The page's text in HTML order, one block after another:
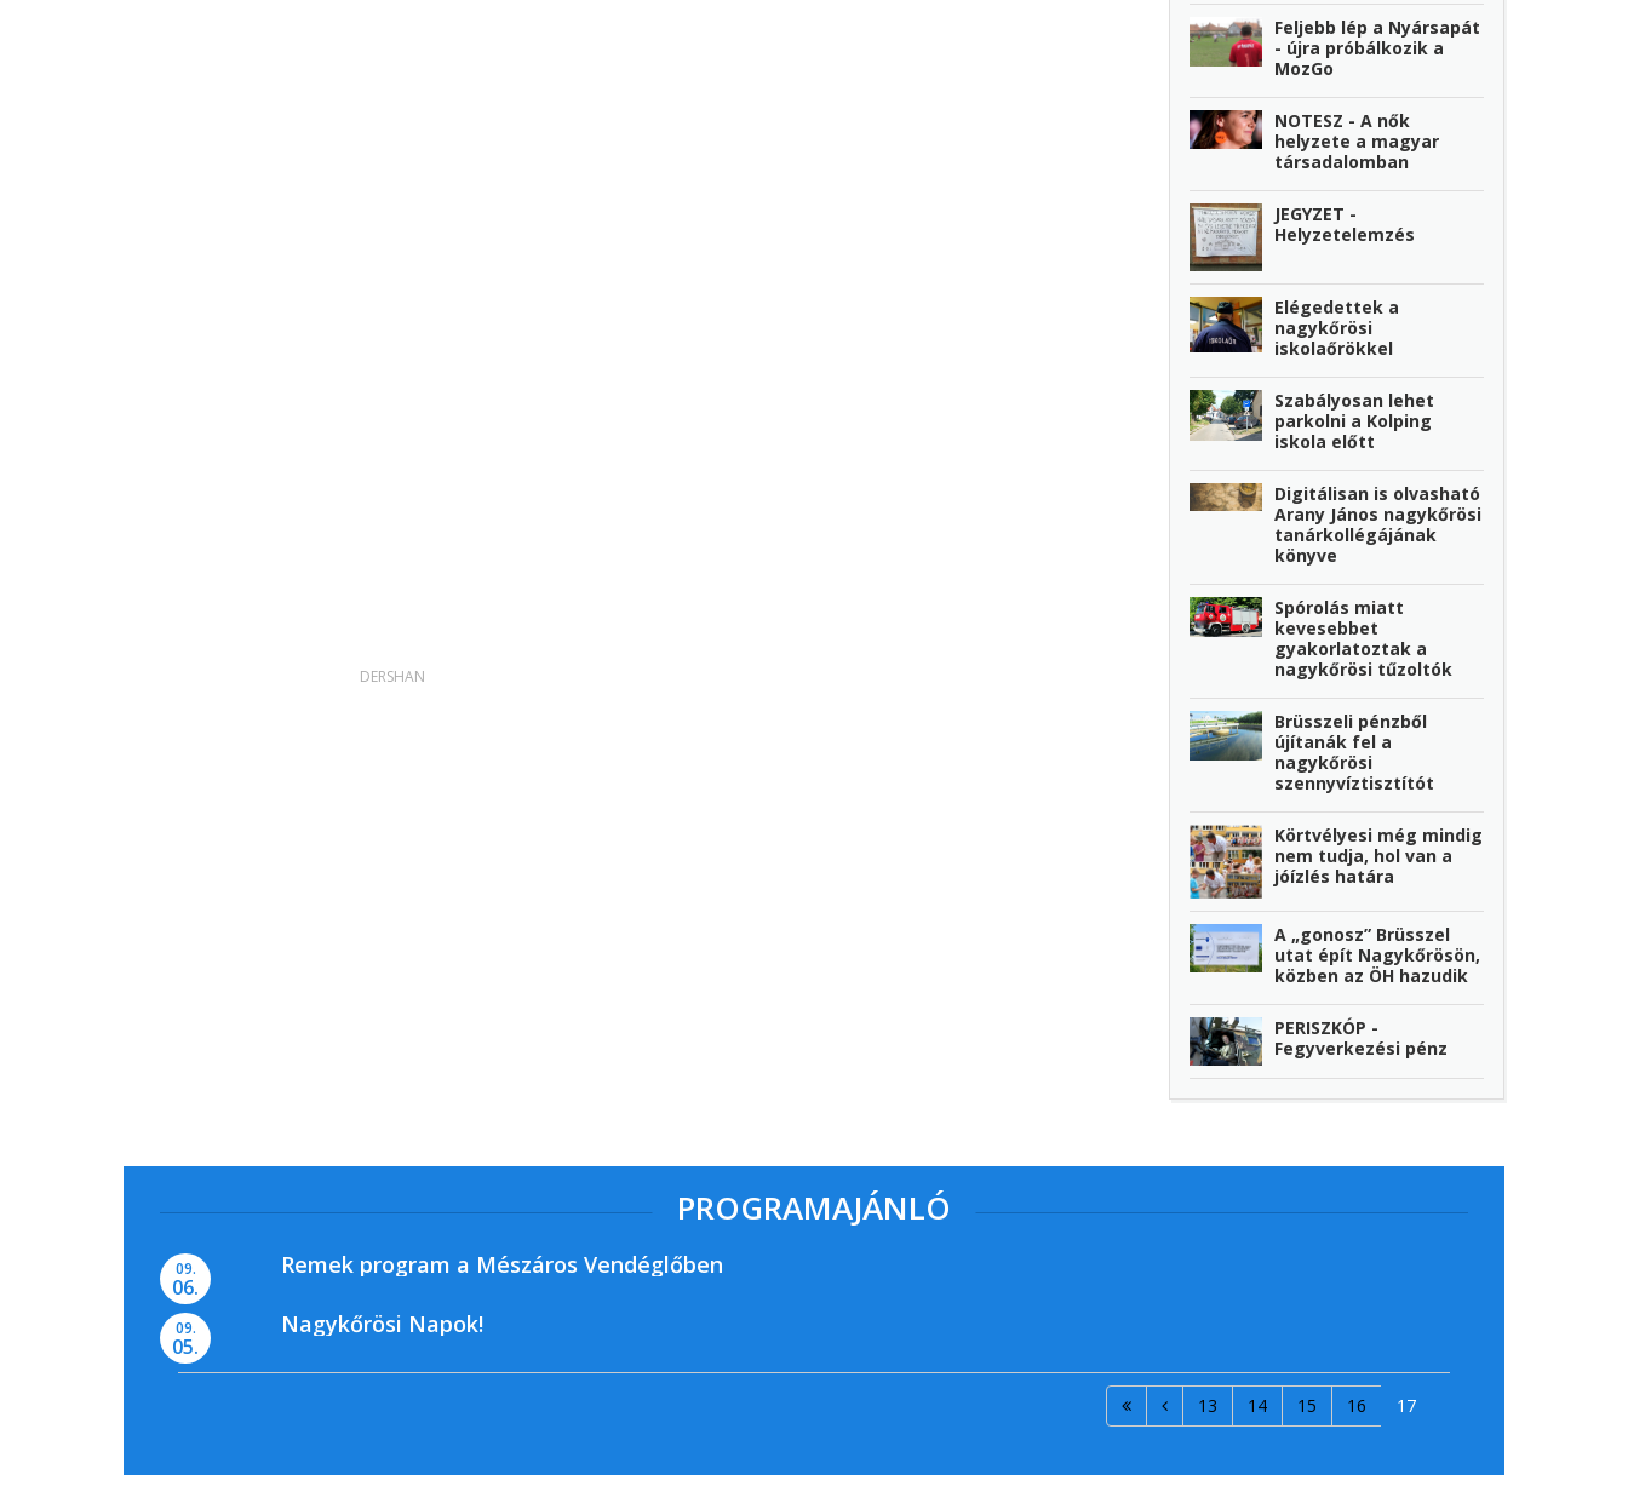
Feljebb lép a Nyársapát
- újra próbálkozik a
MozGo
NOTESZ - A nők
helyzete a magyar
társadalomban
JEGYZET -
Helyzetelemzés
Elégedettek a
nagykőrösi
iskolaőrökkel
Szabályosan lehet
parkolni a Kolping
iskola előtt
Digitálisan is olvasható
Arany János nagykőrösi
tanárkollégájának
könyve
Spórolás miatt
kevesebbet
gyakorlatoztak a
nagykőrösi tűzoltók
Brüsszeli pénzből
újítanák fel a
nagykőrösi
szennyvíztisztítót
Körtvélyesi még mindig
nem tudja, hol van a
jóízlés határa
A „gonosz” Brüsszel
utat épít Nagykőrösön,
közben az ÖH hazudik
PERISZKÓP -
Fegyverkezési pénz
PROGRAMAJÁNLÓ
09.
06.
Remek program a Mészáros Vendéglőben
09.
05.
Nagykőrösi Napok!
13 14 15 16 17
DERSHAN